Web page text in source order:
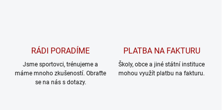
RÁDI PORADÍME
Jsme sportovci, trénujeme a
máme mnoho zkušeností. Obraťte
se na nás s dotazy.
PLATBA NA FAKTURU
Školy, obce a jiné státní instituce
mohou využít platbu na fakturu.